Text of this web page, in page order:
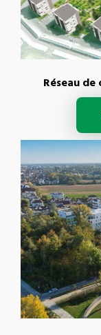
Réseau